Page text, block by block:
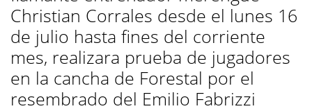
Christian Corrales desde el lunes 16
de julio hasta fines del corriente
mes, realizara prueba de jugadores
en la cancha de Forestal por el
resembrado del Emilio Fabrizzi